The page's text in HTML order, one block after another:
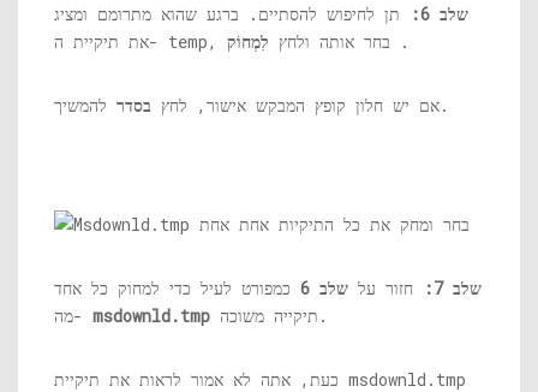
שלב 6:
תן לחיפוש להסתיים. ברגע שהוא מתרומם ומציג
את תיקיית ה- temp, בחר אותה ולחץ לִמְחוֹק .
אם יש חלון קופץ המבקש אישור, לחץ בסדר להמשיך.
שלב 7: חזור על שלב 6
כמפורט לעיל כדי למחוק כל אחד
מה- msdownld.tmp תיקייה משוכה.
msdownld.tmp